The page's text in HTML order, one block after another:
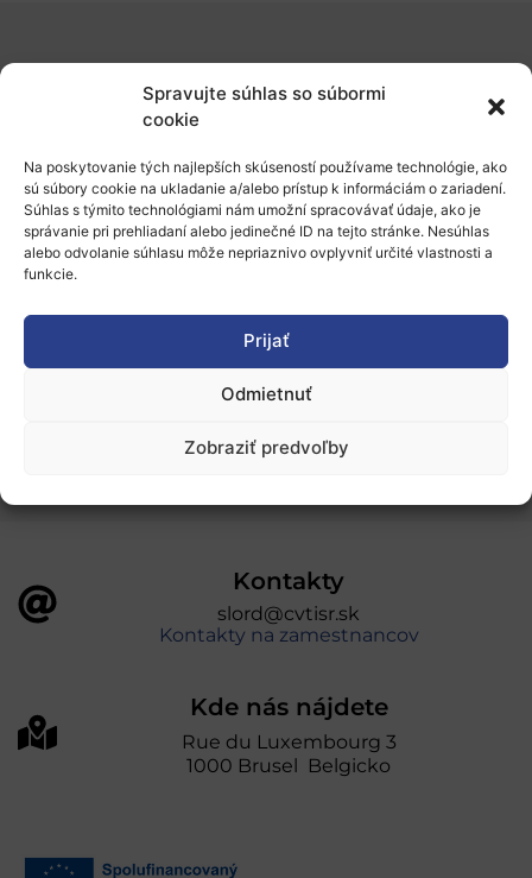
Spravujte súhlas so súbormi
cookie
Na poskytovanie tých najlepších skúseností používame technológie, ako
sú súbory cookie na ukladanie a/alebo prístup k informáciám o zariadení.
Súhlas s týmito technológiami nám umožní spracovávať údaje, ako je
správanie pri prehliadaní alebo jedinečné ID na tejto stránke. Nesúhlas
alebo odvolanie súhlasu môže nepriaznivo ovplyvniť určité vlastnosti a
funkcie.
Prijať
Odmietnuť
Zobraziť predvoľby
Financovanie a podpora
Stáže a pobyty
Novinky
úniou v rámci Programu Slovensko. Portál
prevádzkuje Centrum vedecko-technických
Kontakty
slord@cvtisr.sk
Kontakty na zamestnancov
Kde nás nájdete
Rue du Luxembourg 3
1000 Brusel Belgicko